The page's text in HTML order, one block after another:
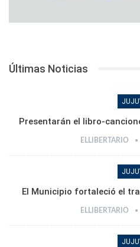
Últimas Noticias
Presentarán el libro-
ELLIBERTARIO
El Municipio fortaleció el
ELLIBERTARIO